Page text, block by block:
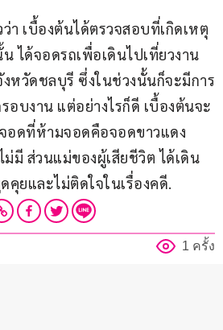
า เบื้องต้นได้ตรวจสอบที่เกิดเหตุ
น ได้จอดรถเพื่อเดินไปเที่ยวงาน
งหวัดชลบุรี ซึ่งในช่วงนั้นก็จะมีการ
อบงาน แต่อย่างไรก็ดี เบื้องต้นจะ
อดที่ห้ามจอดคือจอดขาวแดง
มี ส่วนแม่ของผู้เสียชีวิต ได้เดิน
คุยและไม่ติดใจในเรื่องคดี.
1 ครั้ง